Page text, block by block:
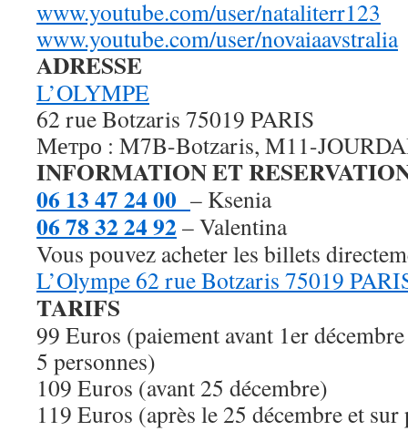
www.youtube.com/user/nataliterr123
www.youtube.com/user/novaiaavstralia
ADRESSE
L’OLYMPE
62 rue Botzaris 75019 PARIS
Метро : M7B-Botzaris, M11-
INFORMATION ET
06 13 47 24 00 – Ksenia
06 78 32 24 92 – Valentina
Vous pouvez acheter les billets
L’Olympe 62 rue Botzaris 75019
TARIFS
99 Euros (paiement avant 1er
5 personnes)
109 Euros (avant 25 décembre)
119 Euros (après le 25 décembre et sur